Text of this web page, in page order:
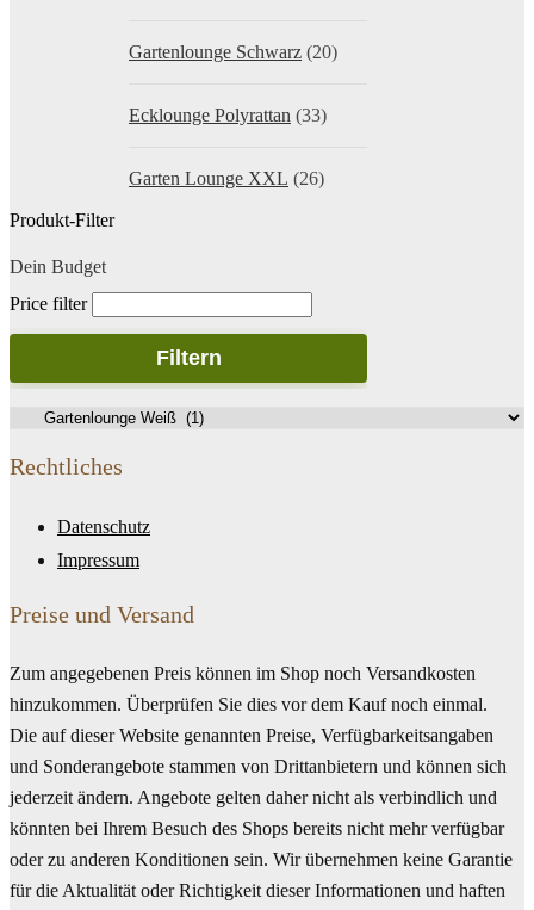
Gartenlounge Schwarz (20)
Ecklounge Polyrattan (33)
Garten Lounge XXL (26)
Produkt-Filter
Dein Budget
Price filter
Filtern
Rechtliches
Datenschutz
Impressum
Preise und Versand
Zum angegebenen Preis können im Shop noch Versandkosten
hinzukommen. Überprüfen Sie dies vor dem Kauf noch einmal.
Die auf dieser Website genannten Preise, Verfügbarkeitsangaben
und Sonderangebote stammen von Drittanbietern und können sich
jederzeit ändern. Angebote gelten daher nicht als verbindlich und
könnten bei Ihrem Besuch des Shops bereits nicht mehr verfügbar
oder zu anderen Konditionen sein. Wir übernehmen keine Garantie
für die Aktualität oder Richtigkeit dieser Informationen und haften